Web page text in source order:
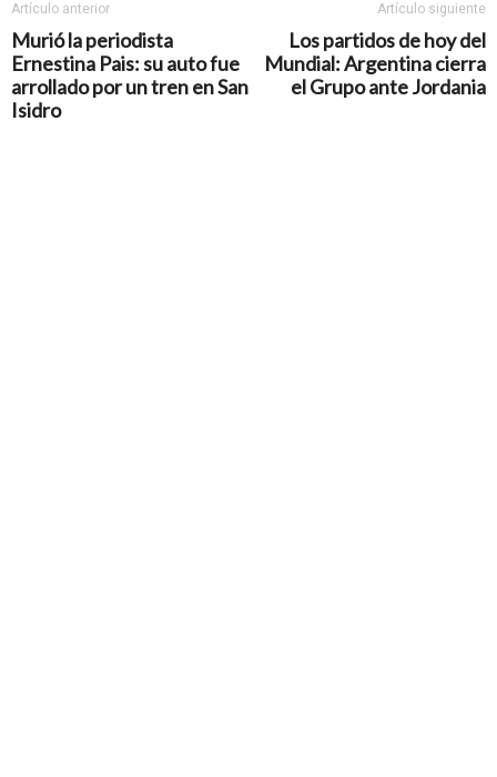
Artículo anterior
Murió la periodista
Ernestina Pais: su auto fue
arrollado por un tren en San
Isidro
Artículo siguiente
Los partidos de hoy del
Mundial: Argentina cierra
el Grupo ante Jordania